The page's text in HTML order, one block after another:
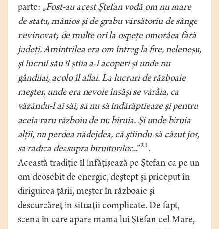
parte: „Fost-au acest Ştefan vodă om nu mare
de statu, mânios şi de grabu vărsătoriu de sânge
nevinovat; de multe ori la ospeţe omorâea fără
judeţi. Amintrilea era om întreg la fire, neleneşu,
şi lucrul său îl ştiia a-l acoperi şi unde nu
gândiiai, acolo îl aflai. La lucruri de războaie
meşter, unde era nevoie însăşi se vârâia, ca
văzându-l ai săi, să nu să îndărăptieaze şi pentru
aceia raru războiu de nu biruia. Şi unde biruia
alţii, nu perdea nădejdea, că ştiindu-să căzut jos,
să rădica deasupra biruitorilor...”21.
Această tradiţie îl înfăţişează pe Ştefan ca pe un
om deosebit de energic, deştept şi priceput în
diriguirea ţării, meşter în războaie şi
descurcăreţ în situaţii complicate. De fapt,
scena în care apare mama lui Ştefan cel Mare,